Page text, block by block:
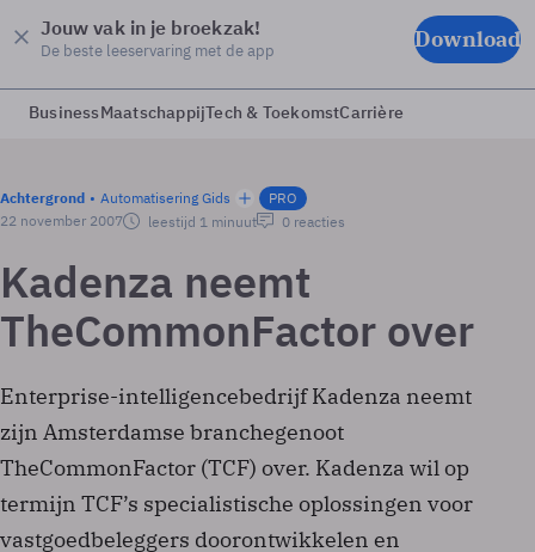
Jouw vak in je broekzak!
De beste leeservaring met de app Download
BusinessMaatschappijTech & ToekomstCarrière
Achtergrond Automatisering Gids
PRO
22 november 2007
leestijd 1 minuut 0 reacties
Kadenza neemt
TheCommonFactor over
Enterprise-intelligencebedrijf Kadenza neemt
zijn Amsterdamse branchegenoot
TheCommonFactor (TCF) over. Kadenza wil op
termijn TCF’s specialistische oplossingen voor
vastgoedbeleggers doorontwikkelen en